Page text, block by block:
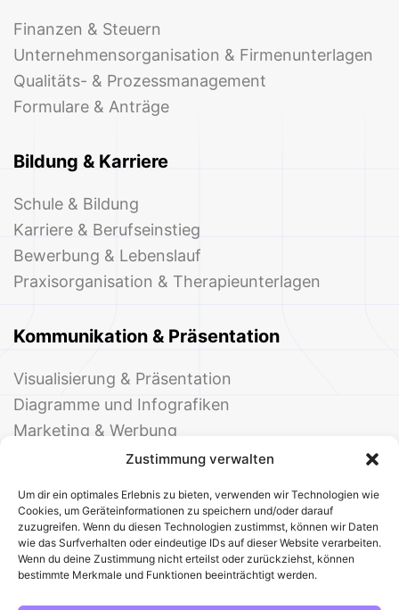
Zustimmung verwalten
Um dir ein optimales Erlebnis zu bieten, verwenden wir Technologien wie
Cookies, um Geräteinformationen zu speichern und/oder darauf
zuzugreifen. Wenn du diesen Technologien zustimmst, können wir Daten
wie das Surfverhalten oder eindeutige IDs auf dieser Website verarbeiten.
Wenn du deine Zustimmung nicht erteilst oder zurückziehst, können
bestimmte Merkmale und Funktionen beeinträchtigt werden.
Finanzen & Steuern
Unternehmensorganisation & Firmenunterlagen
Qualitäts- & Prozessmanagement
Formulare & Anträge
Bildung & Karriere
Schule & Bildung
Karriere & Berufseinstieg
Bewerbung & Lebenslauf
Praxisorganisation & Therapieunterlagen
Kommunikation & Präsentation
Visualisierung & Präsentation
Diagramme und Infografiken
Marketing & Werbung
Events & Einladungen
© 2025 Deine Welt der Office-Vorlagen
Alle VorlagenÜber unsKontakt